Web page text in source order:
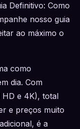
Definitivo: Como
nosso guia
ao máximo o
como
dia. Com
HD e 4K), total
e preços muito
é a